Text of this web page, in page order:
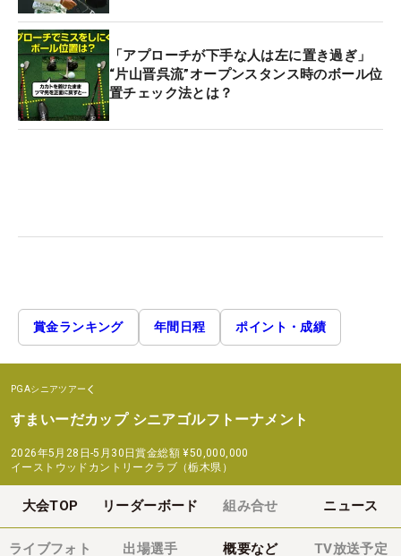
「アプローチが下手な人は左に置き過ぎ」
“片山晋呉流”オープンスタンス時のボール位
置チェック法とは？
賞金ランキング 年間日程 ポイント・成績
PGAシニアツアー
すまいーだカップ シニアゴルフトーナメント
2026年5月28日-5月30日賞金総額 ¥50,000,000
イーストウッドカントリークラブ（栃木県）
大会TOP リーダーボード 組み合せ ニュース
ライブフォト 出場選手 概要など TV放送予定